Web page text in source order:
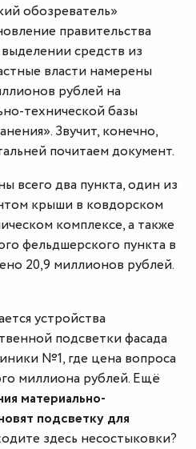
обозреватель»
правительства
средств из
власти намерены
рублей на
технической базы
Звучит, конечно,
почитаем документ.
всего два пункта, один из
крыши в ковдорском
комплексе, а также
фельдшерского пункта в
20,9 миллионов рублей.
устройства
подсветки фасада
№1, где цена вопроса
миллиона рублей. Ещё
материально-
подсветку для
здесь несостыковки?